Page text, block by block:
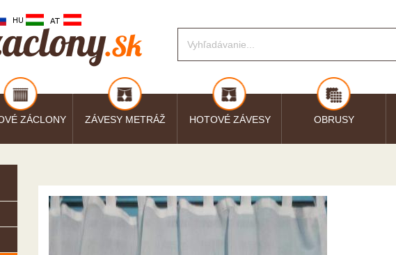
ZÁCLONY ZÁVESY METRÁŽ HOTOVÉ ZÁVESY OBRUSY